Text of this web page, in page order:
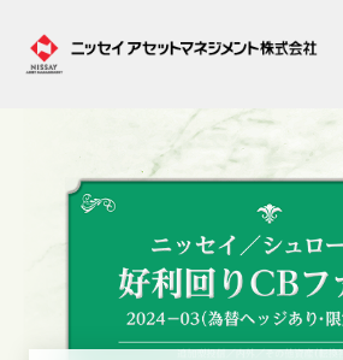
ファンド情報
ファンド情報TOP
基準価額一覧
ファンド検索
マーケット情報
マーケット情報TOP
資産形成ポータル